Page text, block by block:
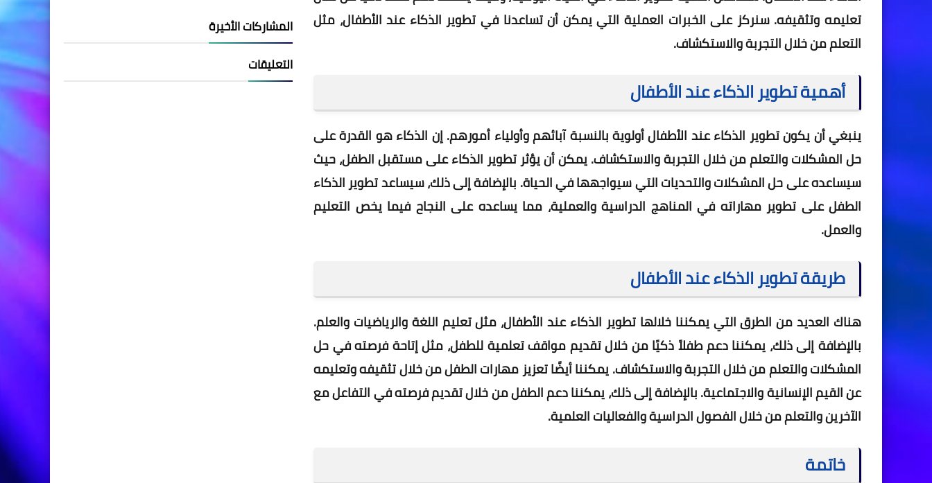
تعليمه وتثقيفه. سنركز على الخبرات العملية التي يمكن أن تساعدنا في تطوير الذكاء عند الأطفال، مثل
التعلم من خلال التجربة والاستكشاف.
أهمية تطوير الذكاء عند الأطفال
ينبغي أن يكون تطوير الذكاء عند الأطفال أولوية بالنسبة آبائهم وأولياء أمورهم. إن الذكاء هو القدرة على
حل المشكلات والتعلم من خلال التجربة والاستكشاف. يمكن أن يؤثر تطوير الذكاء على مستقبل الطفل، حيث
سيساعده على حل المشكلات والتحديات التي سيواجهها في الحياة. بالإضافة إلى ذلك، سيساعد تطوير الذكاء
الطفل على تطوير مهاراته في المناهج الدراسية والعملية، مما يساعده على النجاح فيما يخص التعليم
والعمل.
طريقة تطوير الذكاء عند الأطفال
هناك العديد من الطرق التي يمكننا خلالها تطوير الذكاء عند الأطفال، مثل تعليم اللغة والرياضيات والعلم.
بالإضافة إلى ذلك، يمكننا دعم طفلاً ذكيًا من خلال تقديم مواقف تعلمية للطفل، مثل إتاحة فرصته في حل
المشكلات والتعلم من خلال التجربة والاستكشاف. يمكننا أيضًا تعزيز مهارات الطفل من خلال تثقيفه وتعليمه
عن القيم الإنسانية والاجتماعية. بالإضافة إلى ذلك، يمكننا دعم الطفل من خلال تقديم فرصته في التفاعل مع
الآخرين والتعلم من خلال الفصول الدراسية والفعاليات العلمية.
خاتمة
المشاركات الأخيرة
التعليقات